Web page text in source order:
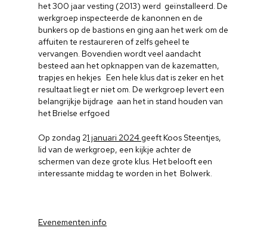
het 300 jaar vesting (2013) werd geïnstalleerd. De
werkgroep inspecteerde de kanonnen en de
bunkers op de bastions en ging aan het werk om de
affuiten te restaureren of zelfs geheel te
vervangen. Bovendien wordt veel aandacht
besteed aan het opknappen van de kazematten,
trapjes en hekjes Een hele klus dat is zeker en het
resultaat liegt er niet om. De werkgroep levert een
belangrijkje bijdrage aan het in stand houden van
het Brielse erfgoed
Op zondag 21 januari 2024 geeft Koos Steentjes,
lid van de werkgroep, een kijkje achter de
schermen van deze grote klus. Het belooft een
interessante middag te worden in het Bolwerk.
Evenementen info